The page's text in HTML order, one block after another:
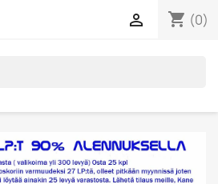
shopping_cart (0)
